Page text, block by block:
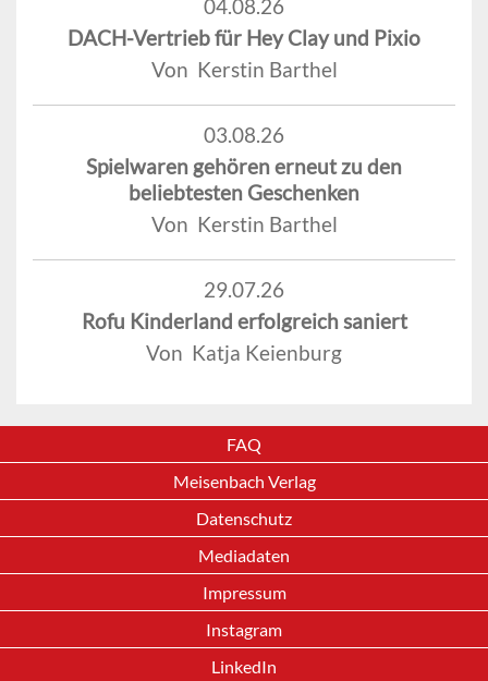
04.08.26
DACH-Vertrieb für Hey Clay und Pixio
Von Kerstin Barthel
03.08.26
Spielwaren gehören erneut zu den
beliebtesten Geschenken
Von Kerstin Barthel
29.07.26
Rofu Kinderland erfolgreich saniert
Von Katja Keienburg
FAQ
Meisenbach Verlag
Datenschutz
Mediadaten
Impressum
Instagram
LinkedIn